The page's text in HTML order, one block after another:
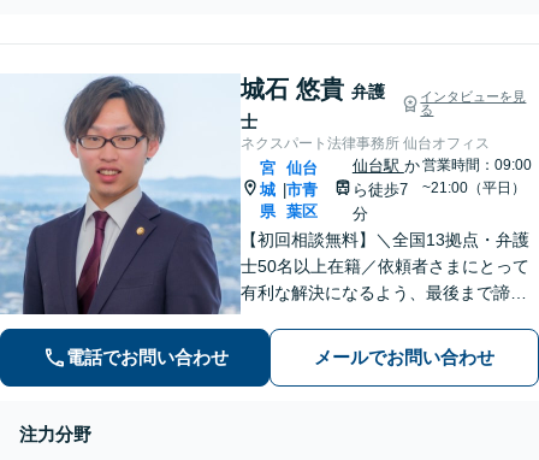
【休日・夜間相談あ
り】【ビデオ面談可】
トいたします！【夜間・休
料金で、迅速かつスピーデ
ィーにまごころを持って対
応させて頂きます。
城石 悠貴 弁護
士
インタビューを見
る
ネクスパート法律事務所 仙台オフィス
宮
城
県
|
仙台
市青
葉区
仙台駅 か
ら徒歩7
分
営業時間：09:00
~21:00（平日）
【初回相談無料】＼全国13拠点・弁護
士50名以上在籍／依頼者さまにとって
有利な解決になるよう、最後まで諦め
題/相続/交通事故/刑事事件など、ご相
談ください【夜間・休日対応】
電話でお問い合わせ メールでお問い合わせ
注力分野